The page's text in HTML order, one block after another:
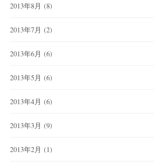
2013年8月 (8)
2013年7月 (2)
2013年6月 (6)
2013年5月 (6)
2013年4月 (6)
2013年3月 (9)
2013年2月 (1)